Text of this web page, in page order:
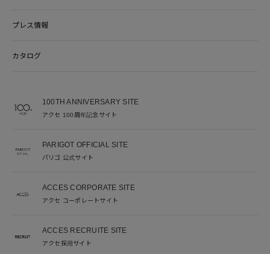
プレス情報
カタログ
100TH ANNIVERSARY SITE
アクセ 100周年記念サイト
PARIGOT OFFICIAL SITE
パリゴ 公式サイト
ACCES CORPORATE SITE
アクセ コーポレートサイト
ACCES RECRUITE SITE
アクセ採用サイト